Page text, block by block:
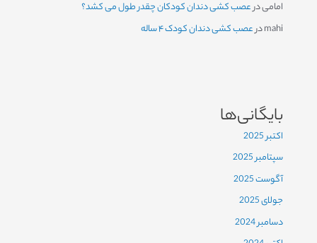
امامیدرعصب کشی دندان کودکان چقدر طول می کشد؟
mahiدرعصب کشی دندان کودک ۴ ساله
بایگانی‌ها
اکتبر 2025
سپتامبر 2025
آگوست 2025
جولای 2025
دسامبر 2024